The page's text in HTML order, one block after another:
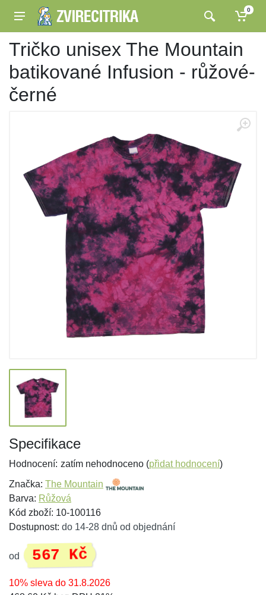
0
Tričko unisex The Mountain
batikované Infusion - růžové-
černé
Specifikace
Hodnocení: zatím nehodnoceno (přidat hodnocení)
Značka: The Mountain
Barva: Růžová
Kód zboží: 10-100116
Dostupnost: do 14-28 dnů od objednání
od 567 Kč
10% sleva do 31.8.2026